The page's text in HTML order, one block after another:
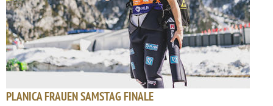
PLANICA FRAUEN SAMSTAG FINALE